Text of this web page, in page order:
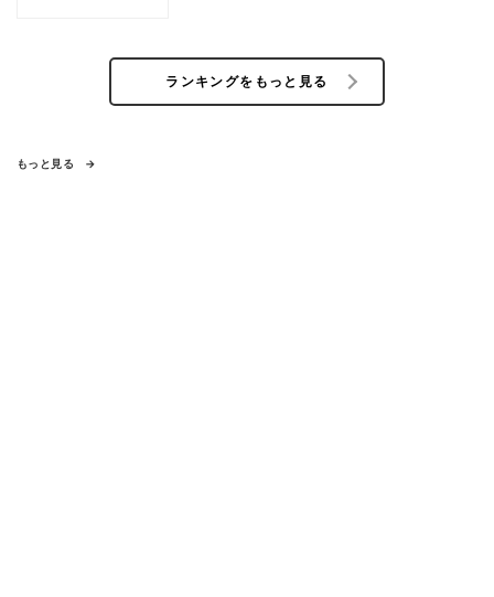
ランキングをもっと見る
もっと見る